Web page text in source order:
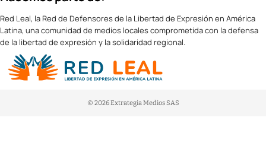
Red Leal, la Red de Defensores de la Libertad de Expresión en América
Latina, una comunidad de medios locales comprometida con la defensa
de la libertad de expresión y la solidaridad regional.
© 2026 Extrategia Medios SAS